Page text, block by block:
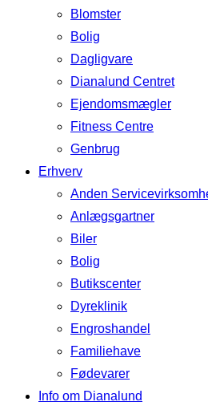
Blomster
Bolig
Dagligvare
Dianalund Centret
Ejendomsmægler
Fitness Centre
Genbrug
Erhverv
Anden
Anlægsgartner
Biler
Bolig
Butikscenter
Dyreklinik
Engroshandel
Familiehave
Fødevarer
Info om Dianalund